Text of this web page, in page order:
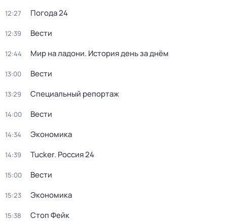
12:27 Погода 24
12:39 Вести
12:44 Мир на ладони. История день за днём
13:00 Вести
13:29 Специальный репортаж
14:00 Вести
14:34 Экономика
14:39 Tucker. Россия 24
15:00 Вести
15:23 Экономика
15:38 Стоп Фейк